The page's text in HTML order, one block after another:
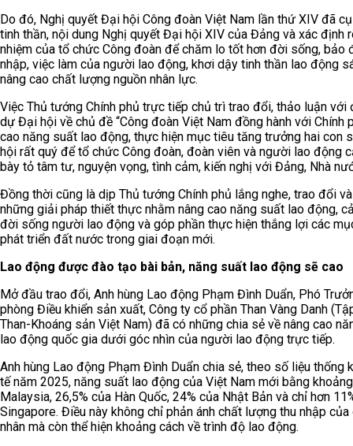
Do đó, Nghị quyết Đại hội Công đoàn Việt Nam lần thứ XIV đã
tinh thần, nội dung Nghị quyết Đại hội XIV của Đảng và xác định
nhiệm của tổ chức Công đoàn để chăm lo tốt hơn đời sống, bảo
nhập, việc làm của người lao động, khơi dậy tinh thần lao động
nâng cao chất lượng nguồn nhân lực.
Việc Thủ tướng Chính phủ trực tiếp chủ trì trao đổi, thảo luận với
dự Đại hội về chủ đề “Công đoàn Việt Nam đồng hành với Chính
cao năng suất lao động, thực hiện mục tiêu tăng trưởng hai con
hội rất quý để tổ chức Công đoàn, đoàn viên và người lao động
bày tỏ tâm tư, nguyện vọng, tình cảm, kiến nghị với Đảng, Nhà
Đồng thời cũng là dịp Thủ tướng Chính phủ lắng nghe, trao đổi
những giải pháp thiết thực nhằm nâng cao năng suất lao động,
đời sống người lao động và góp phần thực hiện thắng lợi các
phát triển đất nước trong giai đoạn mới.
Lao động được đào tạo bài bản, năng suất lao động sẽ cao
Mở đầu trao đổi, Anh hùng Lao động Phạm Đình Duẩn, Phó
phòng Điều khiển sản xuất, Công ty cổ phần Than Vàng Danh
Than-Khoáng sản Việt Nam) đã có những chia sẻ về nâng cao
lao động quốc gia dưới góc nhìn của người lao động trực tiếp.
Anh hùng Lao động Phạm Đình Duẩn chia sẻ, theo số liệu thống
tế năm 2025, năng suất lao động của Việt Nam mới bằng
Malaysia, 26,5% của Hàn Quốc, 24% của Nhật Bản và chỉ hơn
Singapore. Điều này không chỉ phản ánh chất lượng thu nhập của
nhân mà còn thể hiện khoảng cách về trình độ lao động.